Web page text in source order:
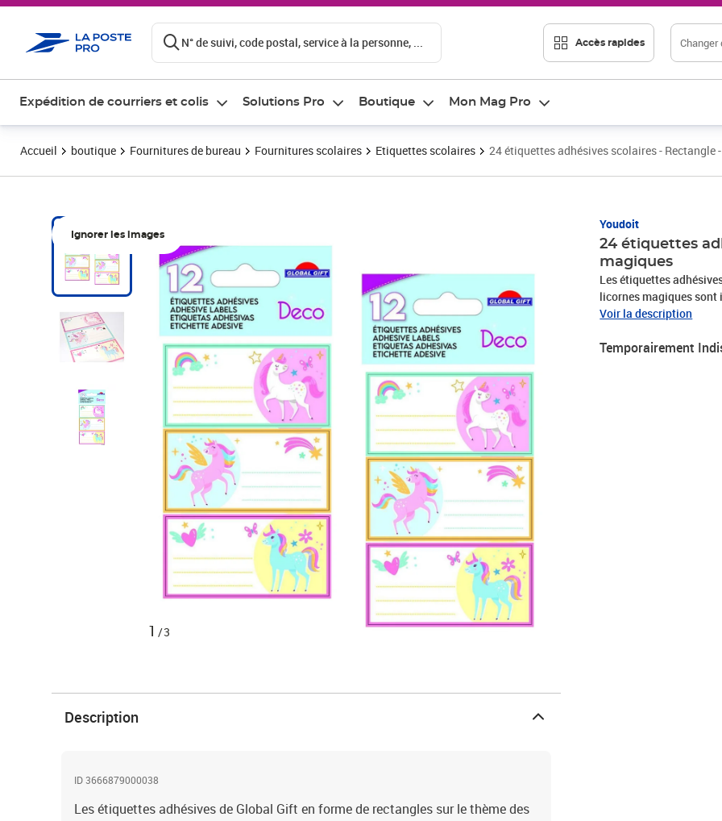
N° de suivi, code postal, service à la personne, ... Accès rapides Changer
Expédition de courriers et colis Solutions Pro Boutique Mon Mag Pro
Accueil boutique Fournitures de bureau Fournitures scolaires Etiquettes scolaires 24 étiquettes adhésives scolaires - Rectangle
Ignorer les images
1 /3
Youdoit
24 étiquettes
magiques
Les étiquettes
licornes magiques sont
fournitures scolaires et
aussi de multi-usages
unique et créé en
Voir la description
Temporairement
Description
ID 3666879000038
Les étiquettes adhésives de Global Gift en forme de rectangles sur le thème des